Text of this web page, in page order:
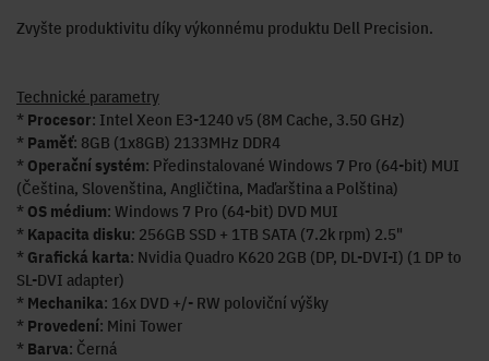
Zvyšte produktivitu díky výkonnému produktu Dell Precision.
Technické parametry
* Procesor: Intel Xeon E3-1240 v5 (8M Cache, 3.50 GHz)
* Paměť: 8GB (1x8GB) 2133MHz DDR4
* Operační systém: Předinstalované Windows 7 Pro (64-bit) MUI
(Čeština, Slovenština, Angličtina, Maďarština a Polština)
* OS médium: Windows 7 Pro (64-bit) DVD MUI
* Kapacita disku: 256GB SSD + 1TB SATA (7.2k rpm) 2.5"
* Grafická karta: Nvidia Quadro K620 2GB (DP, DL-DVI-I) (1 DP to
SL-DVI adapter)
* Mechanika: 16x DVD +/- RW poloviční výšky
* Provedení: Mini Tower
* Barva: Černá